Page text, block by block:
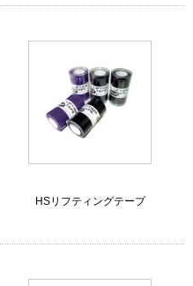
HSリフティングテープ